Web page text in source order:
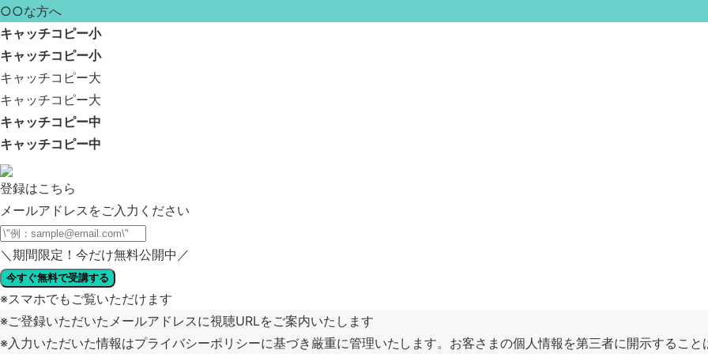
○○な方へ
キャッチコピー小
キャッチコピー小
キャッチコピー大
キャッチコピー大
キャッチコピー中
キャッチコピー中
登録はこちら
メールアドレスをご入力ください
＼ 期間限定！今だけ無料公開中 ／
今すぐ無料で受講する
※スマホでもご覧いただけます
※ご登録いただいたメールアドレスに視聴URLをご案内いたします
※入力いただいた情報はプライバシーポリシーに基づき厳重に管理いたします。お客さまの個人情報を第三者に開示すること